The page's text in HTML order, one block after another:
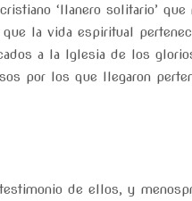
‘llanero solitario’
la vida espiritual
a la Iglesia de los
por los que llegaron
de ellos, y